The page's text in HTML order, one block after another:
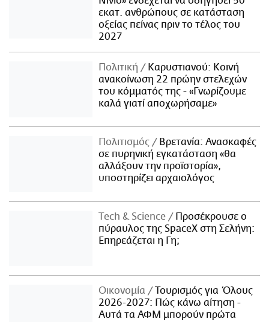
εκατ. ανθρώπους σε κατάσταση
οξείας πείνας πριν το τέλος του
2027
Πολιτική
Καρυστιανού: Κοινή
ανακοίνωση 22 πρώην στελεχών
του κόμματός της - «Γνωρίζουμε
καλά γιατί αποχωρήσαμε»
Πολιτισμός
Βρετανία: Ανασκαφές
σε πυρηνική εγκατάσταση «θα
αλλάξουν την προϊστορία»,
υποστηρίζει αρχαιολόγος
Τech & Science
Προσέκρουσε ο
πύραυλος της SpaceX στη Σελήνη:
Επηρεάζεται η Γη;
Οικονομία
Τουρισμός για Όλους
2026-2027: Πώς κάνω αίτηση -
Αυτά τα ΑΦΜ μπορούν πρώτα